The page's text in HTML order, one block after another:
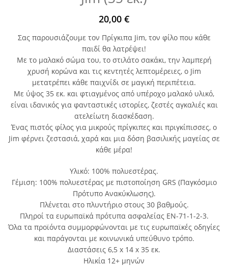
20,00 €
Σας παρουσιάζουμε τον Πρίγκιπα Jim, τον φίλο που κάθε
παιδί θα λατρέψει!
Με το μαλακό σώμα του, το στιλάτο σακάκι, την λαμπερή
χρυσή κορώνα και τις κεντητές λεπτομέρειες, ο Jim
μετατρέπει κάθε παιχνίδι σε μαγική περιπέτεια.
Με ύψος 35 εκ. και φτιαγμένος από υπέροχο μαλακό υλικό,
είναι ιδανικός για φανταστικές ιστορίες, ζεστές αγκαλιές και
ατελείωτη διασκέδαση.
Ένας πιστός φίλος για μικρούς πρίγκιπες και πριγκίπισσες, ο
Jim φέρνει ζεστασιά, χαρά και μια δόση βασιλικής μαγείας σε
κάθε μέρα!
Υλικό: 100% πολυεστέρας.
Γέμιση: 100% πολυεστέρας με πιστοποίηση GRS (Παγκόσμιο
Πρότυπο Ανακύκλωσης).
Πλένεται στο πλυντήριο στους 30 βαθμούς.
Πληροί τα ευρωπαϊκά πρότυπα ασφαλείας EN-71-1-2-3.
Όλα τα προϊόντα συμμορφώνονται με τις ευρωπαϊκές οδηγίες
και παράγονται με κοινωνικά υπεύθυνο τρόπο.
Διαστάσεις 6,5 x 14 x 35 εκ.
Ηλικία 12+ μηνών